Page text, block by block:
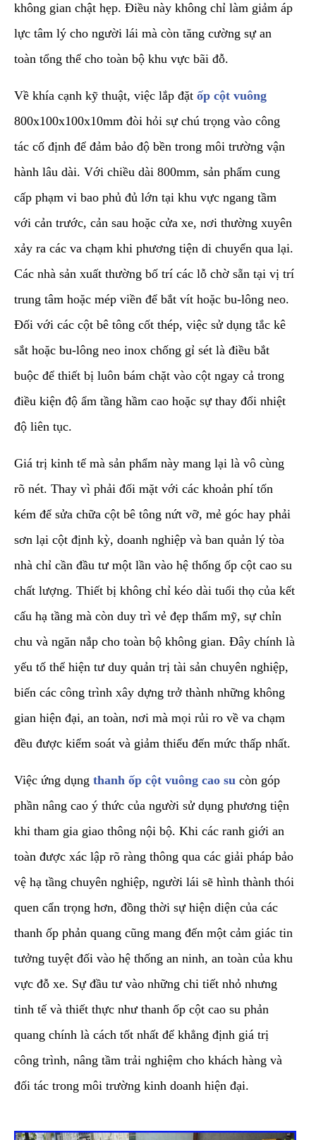
không gian chật hẹp. Điều này không chỉ làm giảm áp
lực tâm lý cho người lái mà còn tăng cường sự an
toàn tổng thể cho toàn bộ khu vực bãi đỗ.
​Về khía cạnh kỹ thuật, việc lắp đặt ốp cột vuông
800x100x100x10mm đòi hỏi sự chú trọng vào công
tác cố định để đảm bảo độ bền trong môi trường vận
hành lâu dài. Với chiều dài 800mm, sản phẩm cung
cấp phạm vi bao phủ đủ lớn tại khu vực ngang tầm
với cản trước, cản sau hoặc cửa xe, nơi thường xuyên
xảy ra các va chạm khi phương tiện di chuyển qua lại.
Các nhà sản xuất thường bố trí các lỗ chờ sẵn tại vị trí
trung tâm hoặc mép viền để bắt vít hoặc bu-lông neo.
Đối với các cột bê tông cốt thép, việc sử dụng tắc kê
sắt hoặc bu-lông neo inox chống gỉ sét là điều bắt
buộc để thiết bị luôn bám chặt vào cột ngay cả trong
điều kiện độ ẩm tầng hầm cao hoặc sự thay đổi nhiệt
độ liên tục.
​Giá trị kinh tế mà sản phẩm này mang lại là vô cùng
rõ nét. Thay vì phải đối mặt với các khoản phí tốn
kém để sửa chữa cột bê tông nứt vỡ, mẻ góc hay phải
sơn lại cột định kỳ, doanh nghiệp và ban quản lý tòa
nhà chỉ cần đầu tư một lần vào hệ thống ốp cột cao su
chất lượng. Thiết bị không chỉ kéo dài tuổi thọ của kết
cấu hạ tầng mà còn duy trì vẻ đẹp thẩm mỹ, sự chỉn
chu và ngăn nắp cho toàn bộ không gian. Đây chính là
yếu tố thể hiện tư duy quản trị tài sản chuyên nghiệp,
biến các công trình xây dựng trở thành những không
gian hiện đại, an toàn, nơi mà mọi rủi ro về va chạm
đều được kiểm soát và giảm thiểu đến mức thấp nhất.
​Việc ứng dụng thanh ốp cột vuông cao su còn góp
phần nâng cao ý thức của người sử dụng phương tiện
khi tham gia giao thông nội bộ. Khi các ranh giới an
toàn được xác lập rõ ràng thông qua các giải pháp bảo
vệ hạ tầng chuyên nghiệp, người lái sẽ hình thành thói
quen cẩn trọng hơn, đồng thời sự hiện diện của các
thanh ốp phản quang cũng mang đến một cảm giác tin
tưởng tuyệt đối vào hệ thống an ninh, an toàn của khu
vực đỗ xe. Sự đầu tư vào những chi tiết nhỏ nhưng
tinh tế và thiết thực như thanh ốp cột cao su phản
quang chính là cách tốt nhất để khẳng định giá trị
công trình, nâng tầm trải nghiệm cho khách hàng và
đối tác trong môi trường kinh doanh hiện đại.